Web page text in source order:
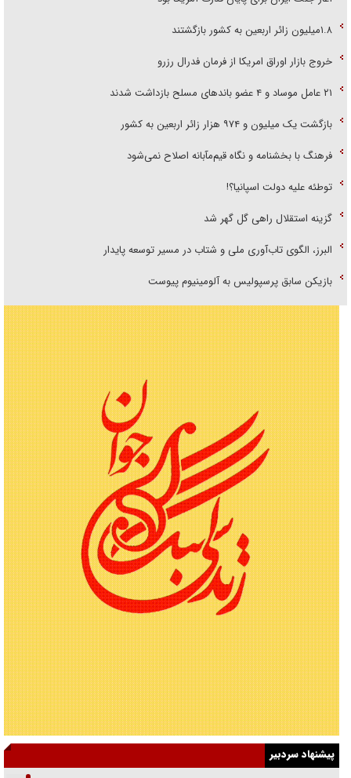
۱.۸میلیون زائر اربعین به کشور بازگشتند
خروج بازار اوراق امریکا از فرمان فدرال رزرو
۲۱ عامل موساد و ۴ عضو باند‌های مسلح بازداشت شدند
بازگشت یک میلیون و ۹۷۴ هزار زائر اربعین به کشور
فرهنگ با بخشنامه و نگاه قیم‌مآبانه اصلاح نمی‌شود
توطئه علیه دولت اسپانیا؟!
گزینه استقلال راهی گل گهر شد
البرز، الگوی تاب‌آوری ملی و شتاب در مسیر توسعه پایدار
بازیکن سابق پرسپولیس به آلومینیوم پیوست
پیشنهاد سردبیر